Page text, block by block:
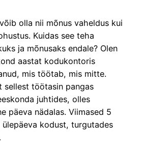
olla nii mõnus vaheldus kui
Kuidas see teha
ja mõnusaks endale? Olen
aastat kodukontoris
mis töötab, mis mitte.
sellest töötasin pangas
juhtides, olles
päeva nädalas. Viimased 5
kodust, turgutades